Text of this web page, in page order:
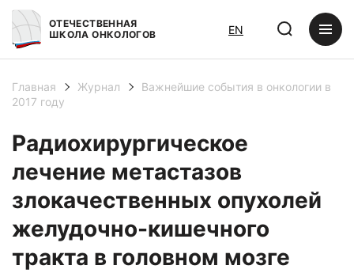
ОТЕЧЕСТВЕННАЯ
ШКОЛА ОНКОЛОГОВ
EN
Главная Журнал
Важнейшие события в онкологии в
2017 году
Радиохирургическое
лечение метастазов
злокачественных опухолей
желудочно-кишечного
тракта в головном мозге